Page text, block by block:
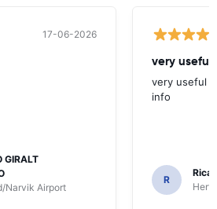
17-06-2026
GIRALT
Narvik Airport
very useful
very useful
info
R